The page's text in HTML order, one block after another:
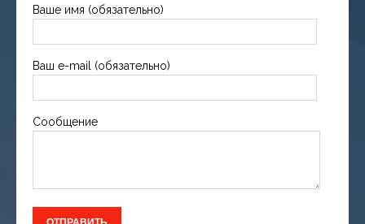
Ваше имя (обязательно)
Ваш e-mail (обязательно)
Сообщение